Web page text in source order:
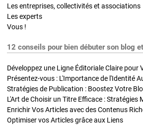
Les entreprises, collectivités et associations
Les experts
Vous !
12 conseils pour bien débuter son blog
Développez une Ligne Éditoriale Claire pour
Présentez-vous : L'Importance de l'Identité
L'Art de Choisir un Titre Efficace : Stratégies
Optimiser vos Articles grâce aux Liens